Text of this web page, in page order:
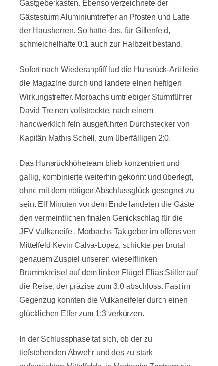
Gastgeberkasten. Ebenso verzeichnete der
Gästesturm Aluminiumtreffer an Pfosten und Latte
der Hausherren. So hatte das, für Gillenfeld,
schmeichelhafte 0:1 auch zur Halbzeit bestand.
Sofort nach Wiederanpfiff lud die Hunsrück-Artillerie
die Magazine durch und landete einen heftigen
Wirkungstreffer. Morbachs umtriebiger Sturmführer
David Treinen vollstreckte, nach einem
handwerklich fein ausgeführten Durchstecker von
Kapitän Mathis Schell, zum überfälligen 2:0.
Das Hunsrückhöheteam blieb konzentriert und
gallig, kombinierte weiterhin gekonnt und überlegt,
ohne mit dem nötigen Abschlussglück gesegnet zu
sein. Elf Minuten vor dem Ende landeten die Gäste
den vermeintlichen finalen Genickschlag für die
JFV Vulkaneifel. Morbachs Taktgeber im offensiven
Mittelfeld Kevin Calva-Lopez, schickte per brutal
genauem Zuspiel unseren wieselflinken
Brummkreisel auf dem linken Flügel Elias Stiller auf
die Reise, der präzise zum 3:0 abschloss. Fast im
Gegenzug konnten die Vulkaneifeler durch einen
glücklichen Elfer zum 1:3 verkürzen.
In der Schlussphase tat sich, ob der zu
tiefstehenden Abwehr und des zu stark